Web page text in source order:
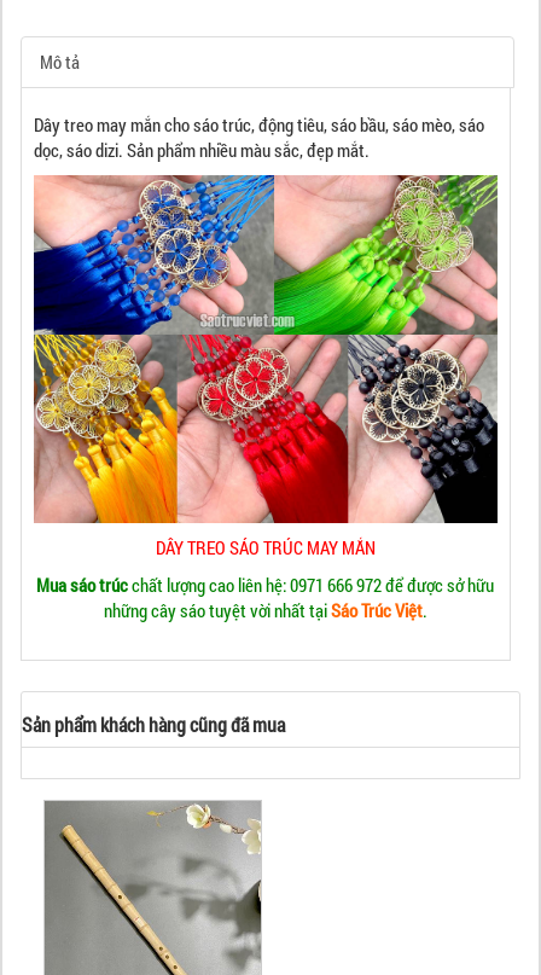
Mô tả
Dây treo may mắn cho sáo trúc, động tiêu, sáo bầu, sáo mèo, sáo
dọc, sáo dizi. Sản phẩm nhiều màu sắc, đẹp mắt.
DÂY TREO SÁO TRÚC MAY MẮN
Mua sáo trúcchất lượng cao liên hệ: 0971 666 972 để được sở hữu
những cây sáo tuyệt vời nhất tạiSáo Trúc Việt.
Sản phẩm khách hàng cũng đã mua